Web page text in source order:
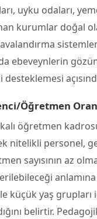
uyku odaları,
kurumlar doğal
havalandırma
ebeveynlerin
Öğretmen
öğretmen
nitelikli personel,
sayısının az
küçük yaş grupları
belirtir.